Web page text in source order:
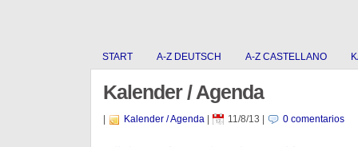
START A-Z DEUTSCH A-Z CASTELLANO
Kalender / Agenda
Kalender / Agenda| 11/8/13 0 comentarios